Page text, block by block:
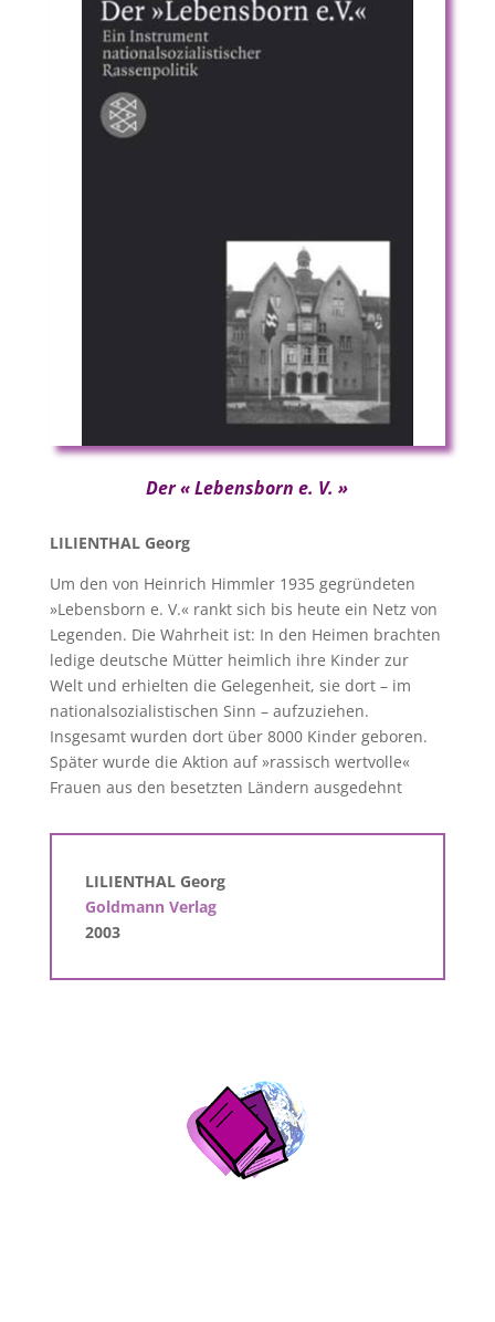
Der « Lebensborn e. V. »
LILIENTHAL Georg
Um den von Heinrich Himmler 1935 gegründeten
»Lebensborn e. V.« rankt sich bis heute ein Netz von
Legenden. Die Wahrheit ist: In den Heimen brachten
ledige deutsche Mütter heimlich ihre Kinder zur
Welt und erhielten die Gelegenheit, sie dort – im
nationalsozialistischen Sinn – aufzuziehen.
Insgesamt wurden dort über 8000 Kinder geboren.
Später wurde die Aktion auf »rassisch wertvolle«
Frauen aus den besetzten Ländern ausgedehnt
LILIENTHAL Georg
Goldmann Verlag
2003